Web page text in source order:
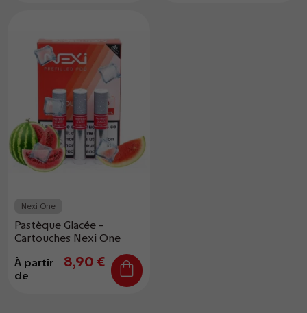
Nexi One
Pastèque Glacée -
Cartouches Nexi One
À partir
de
8,90 €